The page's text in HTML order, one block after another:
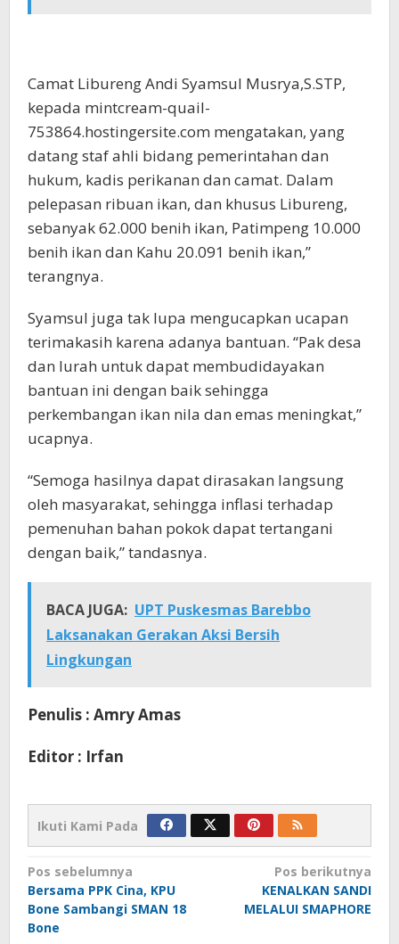
Camat Libureng Andi Syamsul Musrya,S.STP,
kepada mintcream-quail-
753864.hostingersite.com mengatakan, yang
datang staf ahli bidang pemerintahan dan
hukum, kadis perikanan dan camat. Dalam
pelepasan ribuan ikan, dan khusus Libureng,
sebanyak 62.000 benih ikan, Patimpeng 10.000
benih ikan dan Kahu 20.091 benih ikan,”
terangnya.
Syamsul juga tak lupa mengucapkan ucapan
terimakasih karena adanya bantuan. “Pak desa
dan lurah untuk dapat membudidayakan
bantuan ini dengan baik sehingga
perkembangan ikan nila dan emas meningkat,”
ucapnya.
“Semoga hasilnya dapat dirasakan langsung
oleh masyarakat, sehingga inflasi terhadap
pemenuhan bahan pokok dapat tertangani
dengan baik,” tandasnya.
BACA JUGA: UPT Puskesmas Barebbo
Laksanakan Gerakan Aksi Bersih
Lingkungan
Penulis : Amry Amas
Editor : Irfan
Ikuti Kami Pada
Navigasi
pos
Pos sebelumnya
Bersama PPK Cina, KPU
Bone Sambangi SMAN 18
Bone
Pos berikutnya
KENALKAN SANDI
MELALUI SMAPHORE